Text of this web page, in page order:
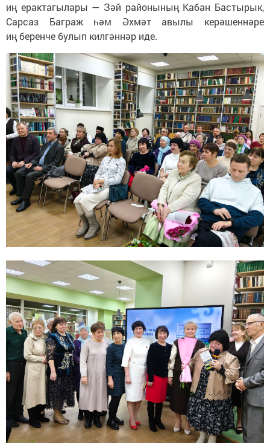
иң ерактагылары — Зәй районының Кабан Бастырык,
Сарсаз Баграж һәм Әхмәт авылы керәшеннәре
иң беренче булып килгәннәр иде.